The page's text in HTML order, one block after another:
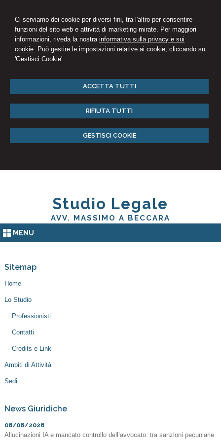
Ci serviamo dei cookie per diversi fini, tra l'altro per consentire
funzioni del sito web e attività di marketing mirate. Per maggiori
informazioni, riveda la nostra informativa sulla privacy e sui
cookie. Può gestire le impostazioni relative ai cookie, cliccando su
'Gestisci Cookie'
ACCETTA TUTTI
RIFIUTA TUTTI
GESTISCI COOKIE
Studio Legale
AVV. MASSIMO A BECCARA
MENU
Sitemap
Home
Lo Studio
Professionisti
Contatti
Credits e Link
Ambiti di Attività
Sedi
News Giuridiche
06/08/2026
Allucinazioni IA e mancato controllo dell’avvocato: tra sanzioni pecuniarie